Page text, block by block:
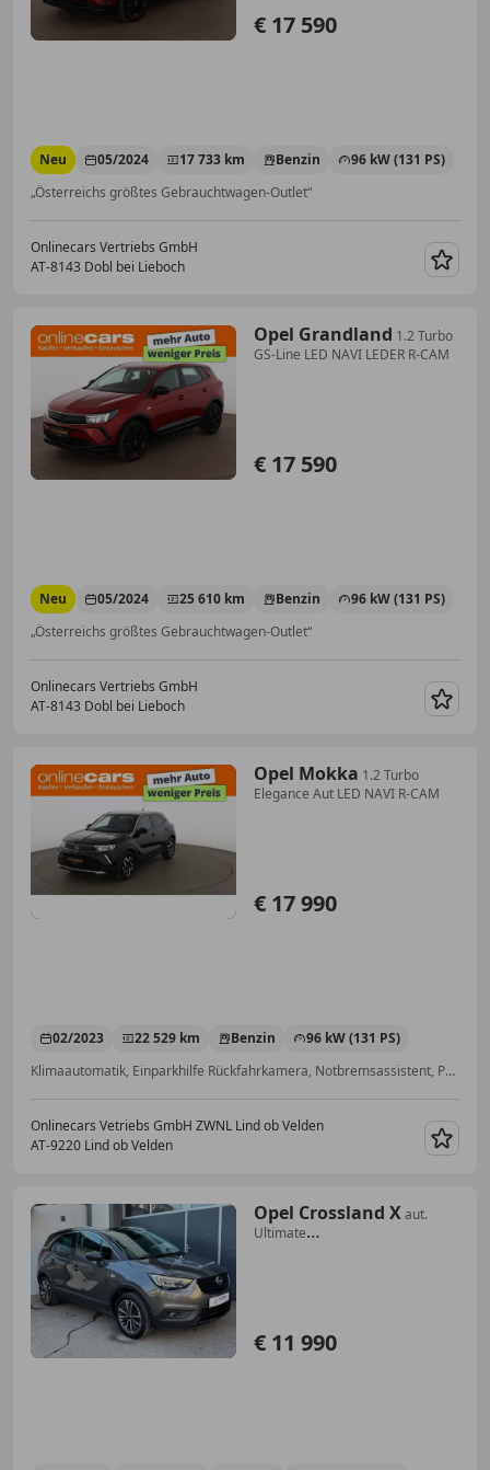
€ 17 590
Neu 05/2024 17 733 km Benzin
96 kW (131 PS)
„Österreichs größtes Gebrauchtwagen-Outlet“
Onlinecars Vertriebs GmbH
AT-8143 Dobl bei Lieboch
Opel Grandland 1.2 Turbo
GS-Line LED NAVI LEDER R-CAM
€ 17 590
Neu 05/2024 25 610 km Benzin
96 kW (131 PS)
„Österreichs größtes Gebrauchtwagen-Outlet“
Onlinecars Vertriebs GmbH
AT-8143 Dobl bei Lieboch
Opel Mokka 1.2 Turbo
Elegance Aut LED NAVI R-CAM
€ 17 990
02/2023 22 529 km Benzin
96 kW (131 PS)
Klimaautomatik, Einparkhilfe Rückfahrkamera, Notbremsassistent, Partikelfilter, Alufelgen, Navigationssystem, Spurhalteassistent, Isofix
Onlinecars Vetriebs GmbH ZWNL Lind ob Velden
AT-9220 Lind ob Velden
Opel Crossland Xaut.
Ultimate
€ 11 990